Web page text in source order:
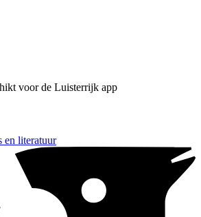
voor de Luisterrijk app
en literatuur